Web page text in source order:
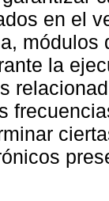
en el
la